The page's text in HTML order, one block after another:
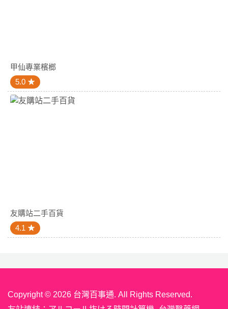
甲仙專業檳榔
5.0
友購站二手百貨
4.1
Copyright © 2026 台灣百事通. All Rights Reserved.